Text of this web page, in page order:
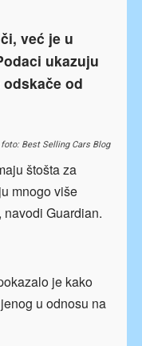
već je u
ukazuju
od
foto: Best Selling Cars Blog
štošta za
mnogo više
Guardian.
je kako
u odnosu na